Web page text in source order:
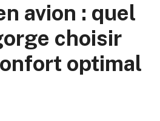
avion : quel
choisir
optimal